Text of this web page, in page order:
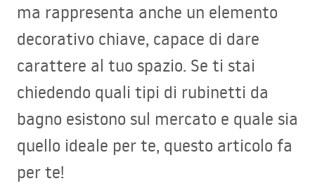
ma rappresenta anche un elemento
decorativo chiave, capace di dare
carattere al tuo spazio. Se ti stai
chiedendo quali tipi di rubinetti da
bagno esistono sul mercato e quale sia
quello ideale per te, questo articolo fa
per te!